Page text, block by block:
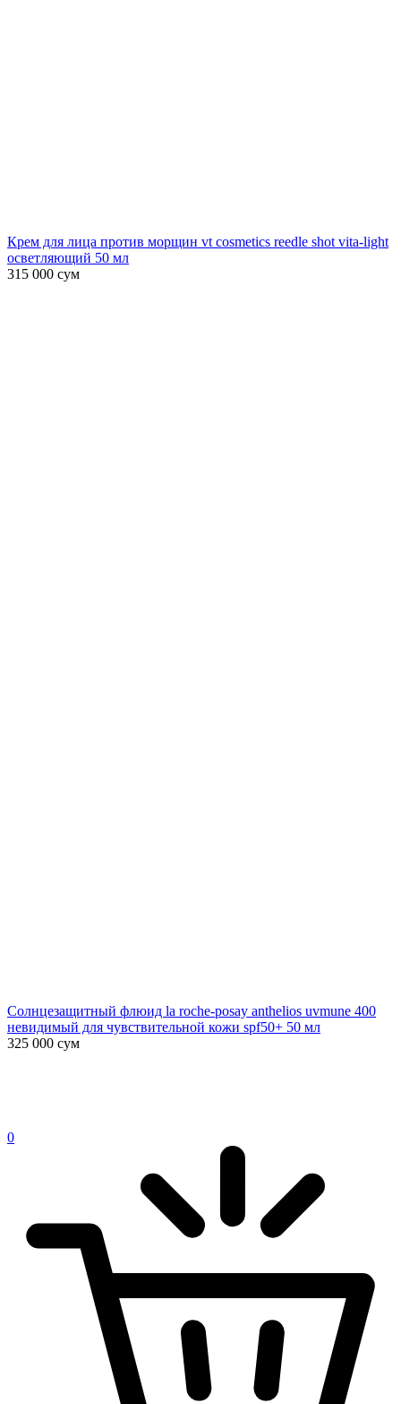
Крем для лица против морщин vt cosmetics reedle shot vita-light
осветляющий 50 мл
315 000 сум
Солнцезащитный флюид la roche-posay anthelios uvmune 400
невидимый для чувствительной кожи spf50+ 50 мл
325 000 сум
0